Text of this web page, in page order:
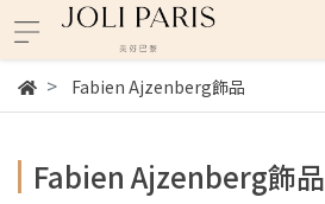
Fabien Ajzenberg飾品
Fabien Ajzenberg飾品